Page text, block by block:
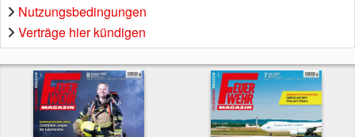
Nutzungsbedingungen
Verträge hier kündigen